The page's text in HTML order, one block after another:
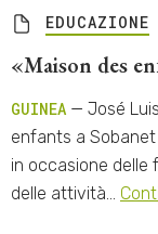
EDUCAZIONE
«Maison des
GUINEA — José
enfants a
in occasione delle
delle attività…